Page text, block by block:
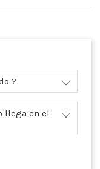
?
llega en el